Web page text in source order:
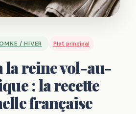
/ HIVER Plat principal
la reine vol-au-
: la recette
française